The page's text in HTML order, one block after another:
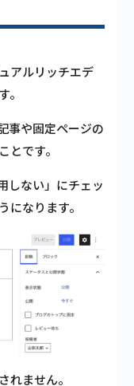
アルリッチエデ
。
事や固定ページの
とです。
しない」にチェッ
になります。
れません。